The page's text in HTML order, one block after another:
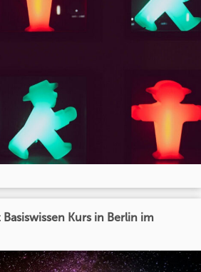
Kurs in Berlin im